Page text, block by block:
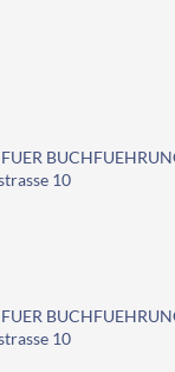
10
10